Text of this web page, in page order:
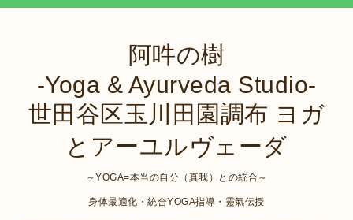
阿吽の樹
-Yoga & Ayurveda Studio-
世田谷区玉川田園調布 ヨガ
とアーユルヴェーダ
～YOGA=本当の自分（真我）との統合～
身体最適化・統合YOGA指導・靈氣伝授